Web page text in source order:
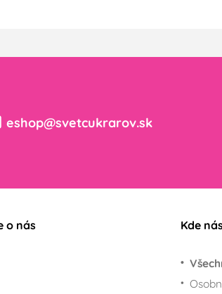
eshop@svetcukrarov.sk
o nás Kde